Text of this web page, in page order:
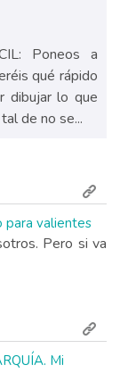
Poneos a
qué rápido
dibujar lo que
de no se...
para valientes
Pero si va
Mi